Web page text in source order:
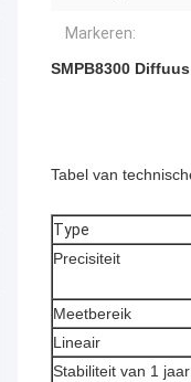
Markeren:
SMPB8300
Tabel van
Type
Precisiteit
Meetbereik
Lineair
Stabiliteit van 1 jaar